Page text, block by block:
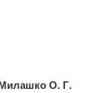
Милашко О. Г.